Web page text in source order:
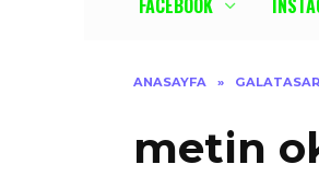
FACEBOOK
ANASAYFA »
metin